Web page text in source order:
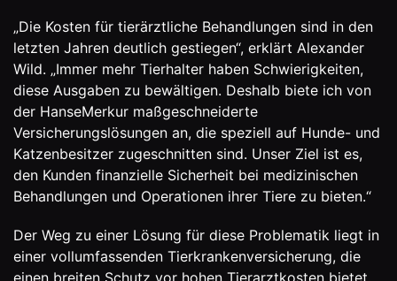
„Die Kosten für tierärztliche Behandlungen sind in den
letzten Jahren deutlich gestiegen“, erklärt Alexander
Wild. „Immer mehr Tierhalter haben Schwierigkeiten,
diese Ausgaben zu bewältigen. Deshalb biete ich von
der HanseMerkur maßgeschneiderte
Versicherungslösungen an, die speziell auf Hunde- und
Katzenbesitzer zugeschnitten sind. Unser Ziel ist es,
den Kunden finanzielle Sicherheit bei medizinischen
Behandlungen und Operationen ihrer Tiere zu bieten.“
Der Weg zu einer Lösung für diese Problematik liegt in
einer vollumfassenden Tierkrankenversicherung, die
einen breiten Schutz vor hohen Tierarztkosten bietet.